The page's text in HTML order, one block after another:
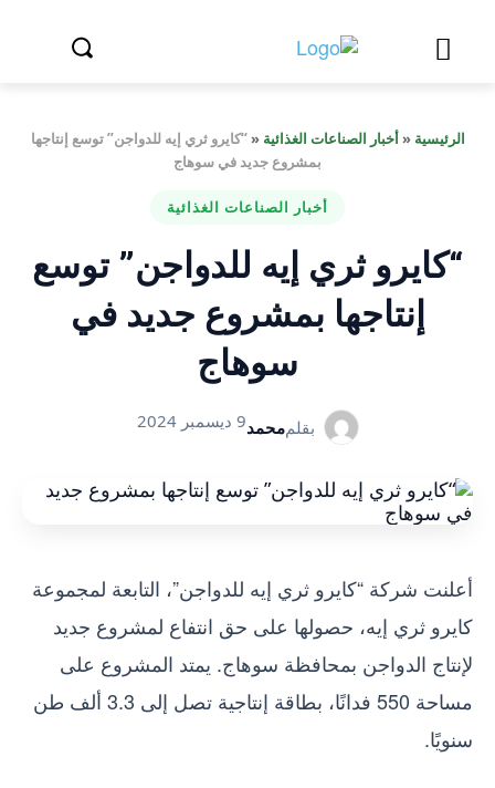
الرئيسية «أخبار الصناعات الغذائية «“كايرو ثري إيه للدواجن” توسع إنتاجها
بمشروع جديد في سوهاج
أخبار الصناعات الغذائية
“كايرو ثري إيه للدواجن” توسع
إنتاجها بمشروع جديد في
سوهاج
بقلممحمد9 ديسمبر 2024
أعلنت شركة “كايرو ثري إيه للدواجن”، التابعة لمجموعة
كايرو ثري إيه، حصولها على حق انتفاع لمشروع جديد
لإنتاج الدواجن بمحافظة سوهاج. يمتد المشروع على
مساحة 550 فدانًا، بطاقة إنتاجية تصل إلى 3.3 ألف طن
سنويًا.